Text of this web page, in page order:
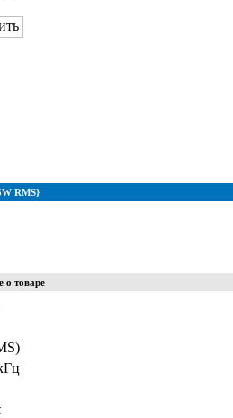
RMS}
о товаре